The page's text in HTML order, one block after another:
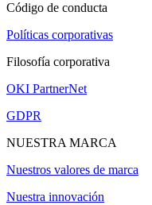
Código de conducta
Políticas corporativas
Filosofía corporativa
OKI PartnerNet
GDPR
NUESTRA MARCA
Nuestros valores de marca
Nuestra innovación